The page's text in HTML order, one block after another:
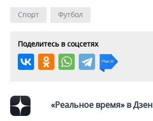
ВОДНЫЕ ВИДЫ СПОРТА
ХОККЕЙ С МЯЧОМ
ОБРАЗОВАНИЕ
ПРОИСШЕСТВИЯ
Спорт Футбол
Поделитесь в соцсетях
«Реальное время» в Дзен